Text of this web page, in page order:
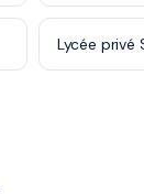
Lycée privé